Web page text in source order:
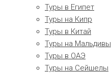
Туры в Египет
Туры на Кипр
Туры в Китай
Туры на Мальдивы
Туры в ОАЭ
Туры на Сейшелы